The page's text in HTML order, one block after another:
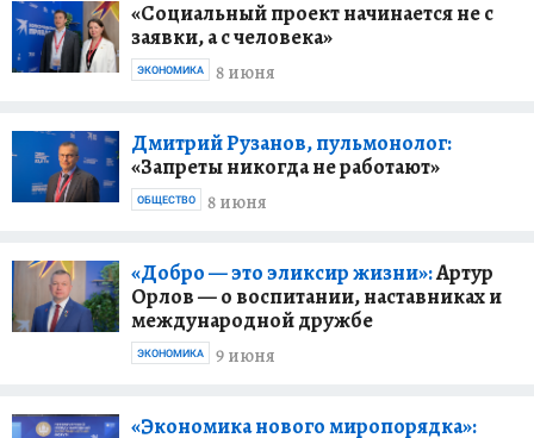
«Социальный проект начинается не с
заявки, а с человека»
8 июня
ЭКОНОМИКА
Дмитрий Рузанов, пульмонолог:
«Запреты никогда не работают»
8 июня
ОБЩЕСТВО
«Добро — это эликсир жизни»:Артур
Орлов — о воспитании, наставниках и
международной дружбе
9 июня
ЭКОНОМИКА
«Экономика нового миропорядка»: